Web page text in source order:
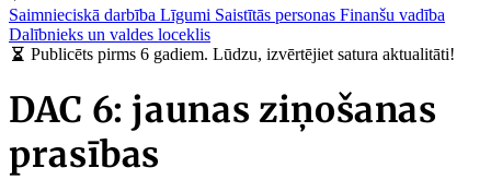
Saimnieciskā darbība Līgumi Saistītās personas Finanšu vadība
Dalībnieks un valdes loceklis
Publicēts pirms 6 gadiem. Lūdzu, izvērtējiet satura aktualitāti!
DAC 6: jaunas ziņošanas
prasības